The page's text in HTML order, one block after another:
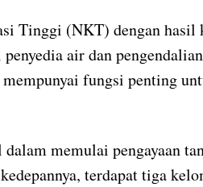
Tinggi (NKT) dengan hasil
air dan
fungsi penting
memulai pengayaan
terdapat tiga